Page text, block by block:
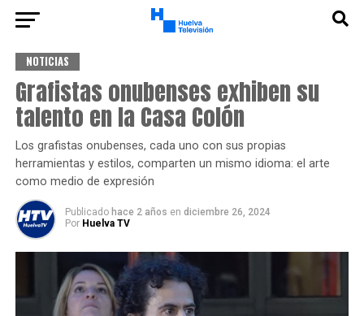
NOTICIAS
Grafistas onubenses exhiben su
talento en la Casa Colón
Los grafistas onubenses, cada uno con sus propias
herramientas y estilos, comparten un mismo idioma: el arte
como medio de expresión
Publicado hace 2 años en diciembre 26, 2024
Por Huelva TV